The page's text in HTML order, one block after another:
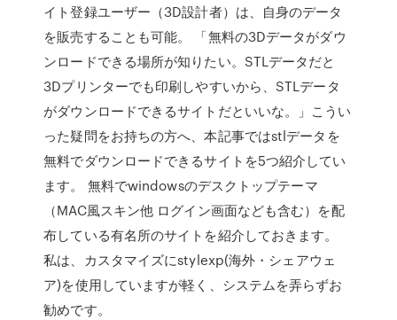
イト登録ユーザー（3D設計者）は、自身のデータ
を販売することも可能。 「無料の3Dデータがダウ
ンロードできる場所が知りたい。STLデータだと
3Dプリンターでも印刷しやすいから、STLデータ
がダウンロードできるサイトだといいな。」こうい
った疑問をお持ちの方へ、本記事ではstlデータを
無料でダウンロードできるサイトを5つ紹介してい
ます。 無料でwindowsのデスクトップテーマ
（MAC風スキン他 ログイン画面なども含む）を配
布している有名所のサイトを紹介しておきます。
私は、カスタマイズにstylexp(海外・シェアウェ
ア)を使用していますが軽く、システムを弄らずお
勧めです。